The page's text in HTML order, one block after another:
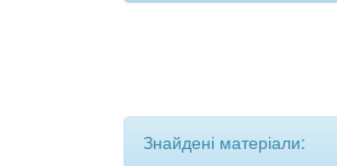
Знайдені матеріали: